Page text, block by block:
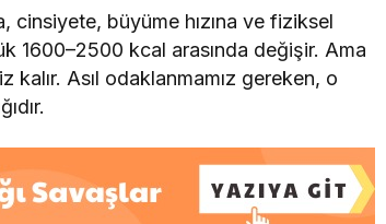
cinsiyete, büyüme hızına ve fiziksel
1600–2500 kcal arasında değişir. Ama
Asıl odaklanmamız gereken, o